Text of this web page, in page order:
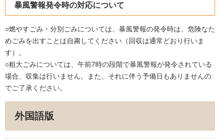
暴風警報発令時の対応について
○燃やすごみ・分別ごみについては、暴風警報の発令時は、危険なた
めごみを出すことは自粛してください（回収は通常どおり行いま
す）。
○粗大ごみについては、午前7時の段階で暴風警報が発令されている
場合、収集は行いません。また、それに伴う予備日もありませんの
でご了承ください。
外国語版